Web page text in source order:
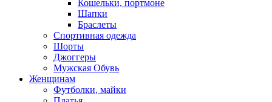
Кошельки, портмоне
Шапки
Браслеты
Спортивная одежда
Шорты
Джоггеры
Мужская Обувь
Женщинам
Футболки, майки